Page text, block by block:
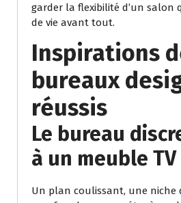
garder la flexibilité d’un salon
de vie avant tout.
Inspirations
bureaux
réussis
Le bureau
à un meuble TV
Un plan coulissant, une niche